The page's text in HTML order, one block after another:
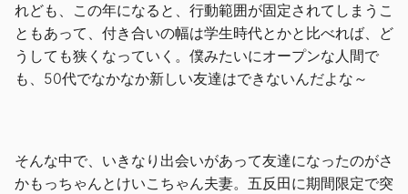
れども、この年になると、行動範囲が固定されてしまうこ
ともあって、付き合いの幅は学生時代とかと比べれば、ど
うしても狭くなっていく。僕みたいにオープンな人間で
も、50代でなかなか新しい友達はできないんだよな～
そんな中で、いきなり出会いがあって友達になったのがさ
かもっちゃんとけいこちゃん夫妻。五反田に期間限定で突